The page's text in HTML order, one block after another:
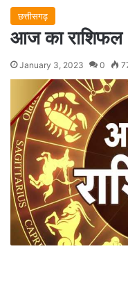
छत्तीसगढ़
आज का
January 3, 2023 0